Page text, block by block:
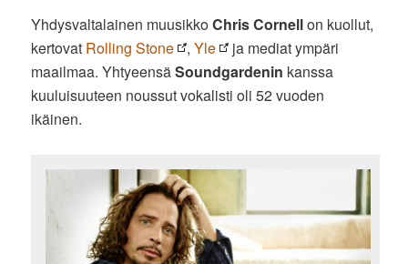
Yhdysvaltalainen muusikkoChris Cornellon kuollut,
kertovat Rolling Stone ,Yle
ja mediat ympäri
maailmaa. YhtyeensäSoundgardenin kanssa
kuuluisuuteen noussut vokalisti oli 52 vuoden
ikäinen.